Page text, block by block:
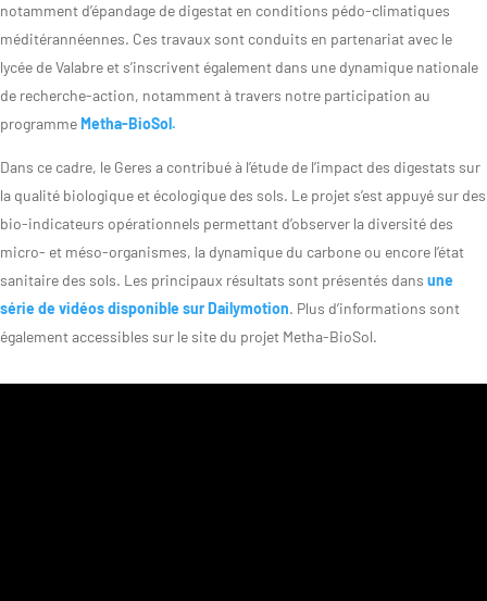
notamment d’épandage de digestat en conditions pédo-climatiques
méditérannéennes. Ces travaux sont conduits en partenariat avec le
lycée de Valabre et s’inscrivent également dans une dynamique nationale
de recherche-action, notamment à travers notre participation au
programmeMetha-BioSol.
Dans ce cadre, le Geres a contribué à l’étude de l’impact des digestats sur
la qualité biologique et écologique des sols. Le projet s’est appuyé sur des
bio-indicateurs opérationnels permettant d’observer la diversité des
micro- et méso-organismes, la dynamique du carbone ou encore l’état
sanitaire des sols. Les principaux résultats sont présentés dans une
série de vidéos disponible sur Dailymotion. Plus d’informations sont
également accessibles sur le site du projet Metha-BioSol.